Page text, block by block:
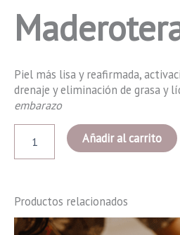
Piel más lisa y reafirmada,
drenaje y eliminación de grasa y
embarazo
Maderoterapia
cantidad
Añadir al carrito
Productos relacionados